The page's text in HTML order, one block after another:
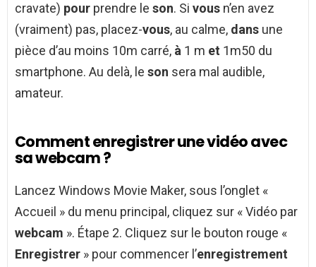
cravate) pour prendre le son. Si vous n’en avez
(vraiment) pas, placez-vous, au calme, dans une
pièce d’au moins 10m carré, à 1 m et 1m50 du
smartphone. Au delà, le son sera mal audible,
amateur.
Comment enregistrer une vidéo avec
sa webcam ?
Lancez Windows Movie Maker, sous l’onglet «
Accueil » du menu principal, cliquez sur « Vidéo par
webcam ». Étape 2. Cliquez sur le bouton rouge «
Enregistrer » pour commencer l’enregistrement